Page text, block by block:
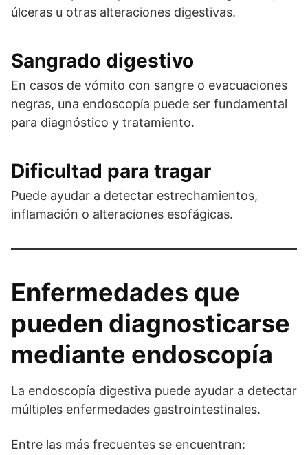
úlceras u otras alteraciones digestivas.
Sangrado digestivo
En casos de vómito con sangre o evacuaciones
negras, una endoscopía puede ser fundamental
para diagnóstico y tratamiento.
Dificultad para tragar
Puede ayudar a detectar estrechamientos,
inflamación o alteraciones esofágicas.
Enfermedades que
pueden diagnosticarse
mediante endoscopía
La endoscopía digestiva puede ayudar a detectar
múltiples enfermedades gastrointestinales.
Entre las más frecuentes se encuentran: